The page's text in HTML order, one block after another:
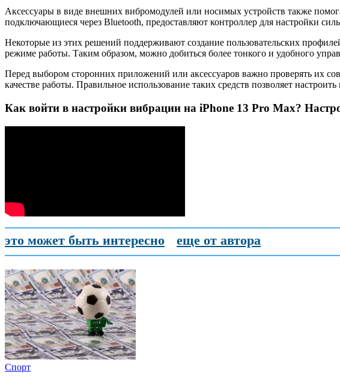
Аксессуары в виде внешних вибромодулей или носимых устройств также
подключающиеся через Bluetooth, предоставляют контроллер для настройки
Некоторые из этих решений поддерживают создание пользовательских
режиме работы. Таким образом, можно добиться более тонкого и удобного
Перед выбором сторонних приложений или аксессуаров важно проверять их
качестве работы. Правильное использование таких средств позволяет
Как войти в настройки вибрации на iPhone 13 Pro Max?
это может быть интересно еще от автора
Спорт